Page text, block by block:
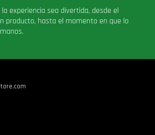
experiencia sea divertida, desde el
producto, hasta el momento en que lo